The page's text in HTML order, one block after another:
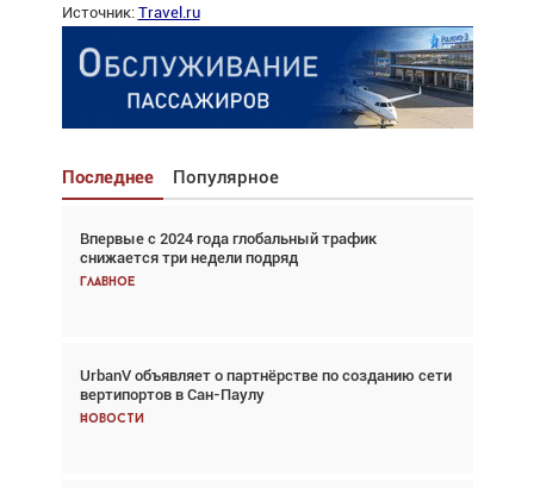
Источник: Travel.ru
Последнее Популярное
Впервые с 2024 года глобальный трафик
снижается три недели подряд
Главное
UrbanV объявляет о партнёрстве по созданию сети
вертипортов в Сан-Паулу
Новости
Взгляд с высоты: тандем вертолётов и БПЛА в
спасательных операциях
Главное
Авиационный фотограф Дэйв Кох: «Фотография
говорит сама за себя... а ИИ всё портит»
Новости